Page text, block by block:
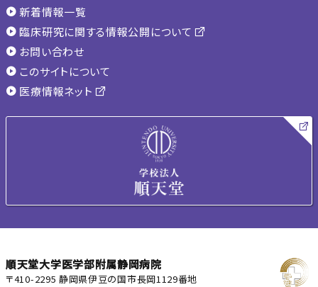
新着情報一覧
臨床研究に関する情報公開について
お問い合わせ
このサイトについて
医療情報ネット
順天堂大学医学部附属静岡病院
〒410-2295 静岡県伊豆の国市長岡1129番地